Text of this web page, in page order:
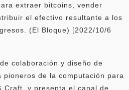
extraer bitcoins, vender
el efectivo resultante a los
(El Bloque) [2022/10/6
colaboración y diseño de
pioneros de la computación para
Craft, y presenta el canal de